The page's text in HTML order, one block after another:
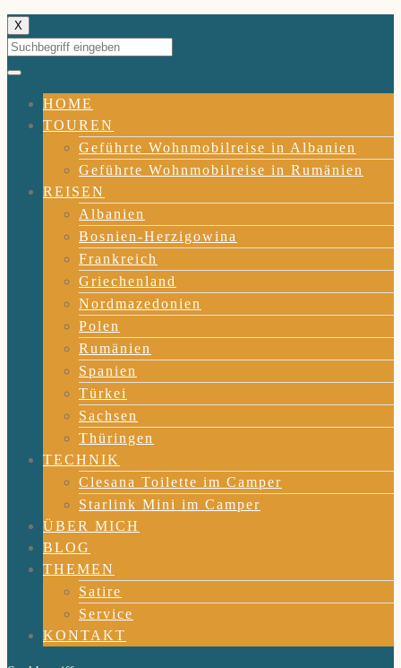
X
HOME
TOUREN
Geführte Wohnmobilreise in Albanien
Geführte Wohnmobilreise in Rumänien
REISEN
Albanien
Bosnien-Herzigowina
Frankreich
Griechenland
Nordmazedonien
Polen
Rumänien
Spanien
Türkei
Sachsen
Thüringen
TECHNIK
Clesana Toilette im Camper
Starlink Mini im Camper
ÜBER MICH
BLOG
THEMEN
Satire
Service
KONTAKT